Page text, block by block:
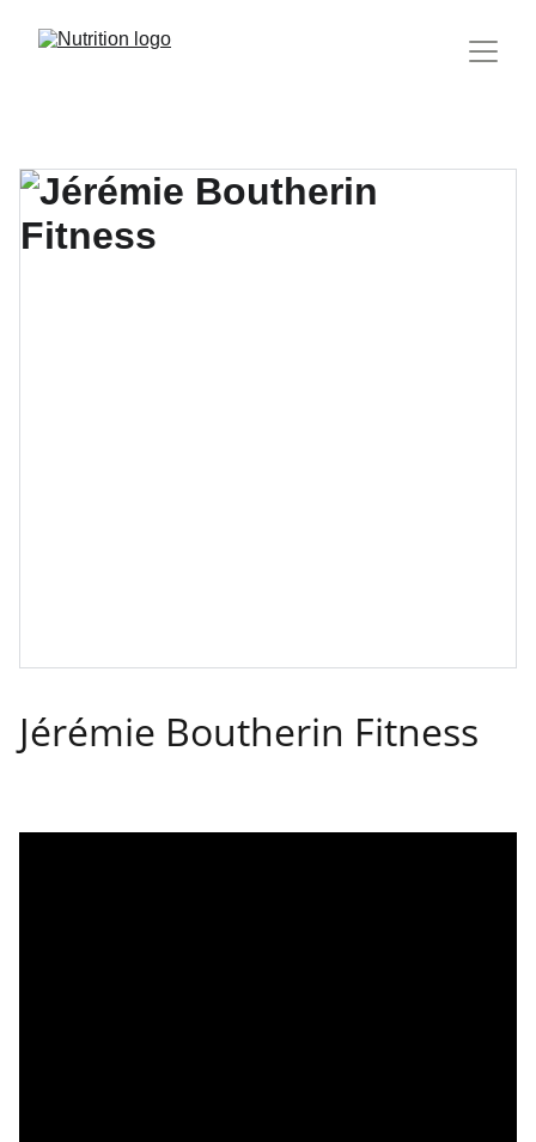
Jérémie Boutherin Fitness